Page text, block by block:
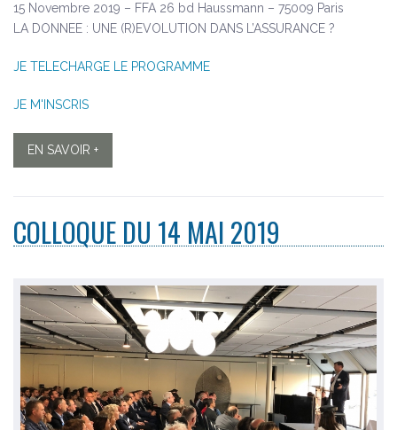
15 Novembre 2019 – FFA 26 bd Haussmann – 75009 Paris
LA DONNEE : UNE (R)EVOLUTION DANS L’ASSURANCE ?
JE TELECHARGE LE PROGRAMME
JE M'INSCRIS
EN SAVOIR +
COLLOQUE DU 14 MAI 2019